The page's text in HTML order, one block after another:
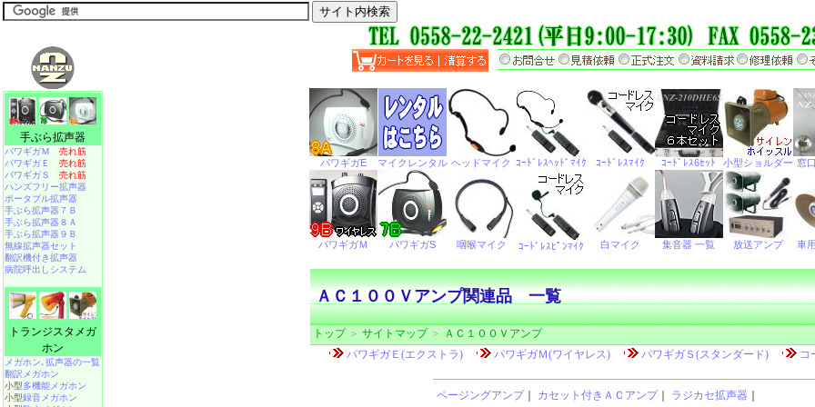
ＡＣ１００Ｖアンプ関連品 一覧
トップ＞ サイトマップ＞ ＡＣ１００Ｖアンプ
ページングアンプ｜ カセット付きＡＣアンプ｜ ラジカセ拡声器
手ぶら拡声器
パワギガＭ 売れ筋
パワギガＥ 売れ筋
パワギガＳ 売れ筋
ハンズフリー拡声器
ポータブル拡声器
手ぶら拡声器７Ｂ
手ぶら拡声器８Ａ
手ぶら拡声器９Ｂ
無線拡声器セット
翻訳機付き拡声器
病院呼出しシステム
トランジスタメガ
ホン
メガホン､拡声器の一覧
翻訳メガホン
小型多機能メガホン
小型録音メガホン